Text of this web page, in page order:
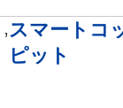
,スマートコ
ピット